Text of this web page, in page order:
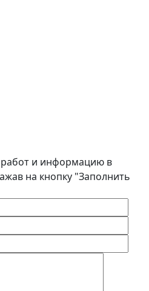
и информацию в
на кнопку "Заполнить